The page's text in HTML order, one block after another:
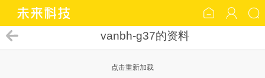
vanbh-g37的资料
点击重新加载